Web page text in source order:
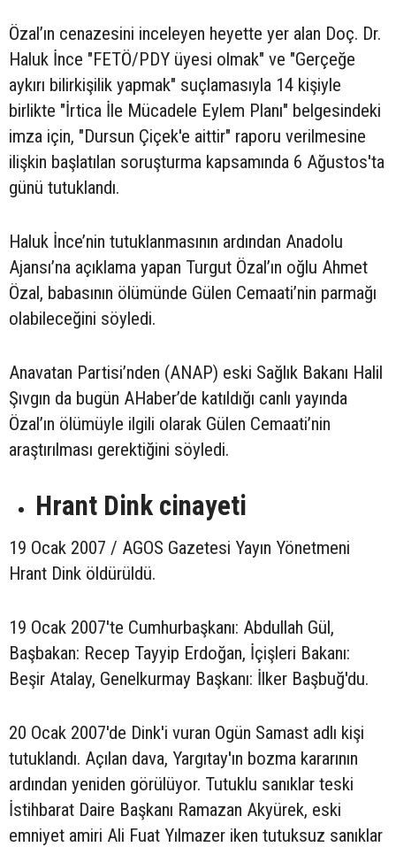
Özal’ın cenazesini inceleyen heyette yer alan Doç. Dr.
Haluk İnce "FETÖ/PDY üyesi olmak" ve "Gerçeğe
aykırı bilirkişilik yapmak" suçlamasıyla 14 kişiyle
birlikte "İrtica İle Mücadele Eylem Planı" belgesindeki
imza için, "Dursun Çiçek'e aittir" raporu verilmesine
ilişkin başlatılan soruşturma kapsamında 6 Ağustos'ta
günü tutuklandı.
Haluk İnce’nin tutuklanmasının ardından Anadolu
Ajansı’na açıklama yapan Turgut Özal’ın oğlu Ahmet
Özal, babasının ölümünde Gülen Cemaati’nin parmağı
olabileceğini söyledi.
Anavatan Partisi’nden (ANAP) eski Sağlık Bakanı Halil
Şıvgın da bugün AHaber’de katıldığı canlı yayında
Özal’ın ölümüyle ilgili olarak Gülen Cemaati’nin
araştırılması gerektiğini söyledi.
Hrant Dink cinayeti
19 Ocak 2007 / AGOS Gazetesi Yayın Yönetmeni
Hrant Dink öldürüldü.
19 Ocak 2007'te Cumhurbaşkanı: Abdullah Gül,
Başbakan: Recep Tayyip Erdoğan, İçişleri Bakanı:
Beşir Atalay, Genelkurmay Başkanı: İlker Başbuğ'du.
20 Ocak 2007'de Dink'i vuran Ogün Samast adlı kişi
tutuklandı. Açılan dava, Yargıtay'ın bozma kararının
ardından yeniden görülüyor. Tutuklu sanıklar teski
İstihbarat Daire Başkanı Ramazan Akyürek, eski
emniyet amiri Ali Fuat Yılmazer iken tutuksuz sanıklar